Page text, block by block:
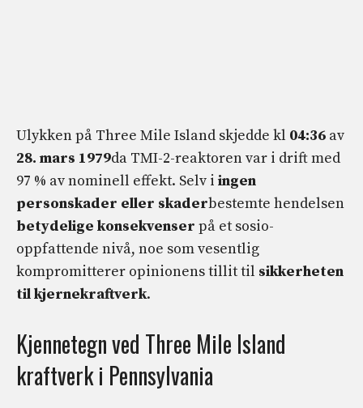
Ulykken på Three Mile Island skjedde kl 04:36 av
28. mars 1979da TMI-2-reaktoren var i drift med
97 % av nominell effekt. Selv i ingen
personskader eller skaderbestemte hendelsen
betydelige konsekvenser på et sosio-
oppfattende nivå, noe som vesentlig
kompromitterer opinionens tillit til sikkerheten
til kjernekraftverk.
Kjennetegn ved Three Mile Island
kraftverk i Pennsylvania